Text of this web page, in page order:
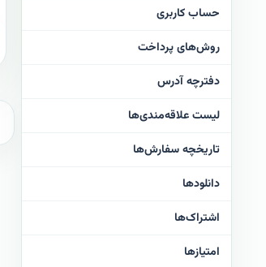
حساب کاربری
روش‌های پرداخت
دفترچه آدرس
لیست علاقه‌مندی‌ها
تاریخچه سفارش‌ها
دانلودها
اشتراک‌ها
امتیازها